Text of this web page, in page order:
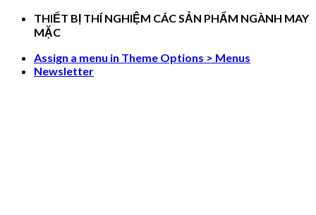
Skip
THIẾT BỊ THÍ NGHIỆM CÁC SẢN PHẨM NGÀNH MAY
MẶC
Assign a menu in Theme Options > Menus
Newsletter